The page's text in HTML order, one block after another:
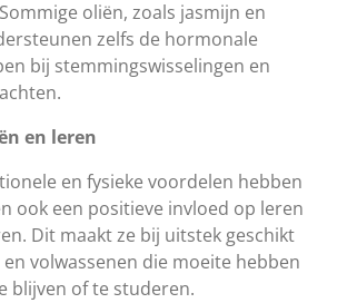
oliën, zoals jasmijn en
zelfs de hormonale
bij stemmingswisselingen en
en leren
en fysieke voordelen hebben
ook een positieve invloed op leren
Dit maakt ze bij uitstek geschikt
volwassenen die moeite hebben
blijven of te studeren.